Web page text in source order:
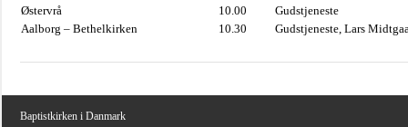
Østervrå
10.00
Gudstjeneste
Aalborg – Bethelkirken
10.30 Gudstjeneste, Lars
Baptistkirken i Danmark